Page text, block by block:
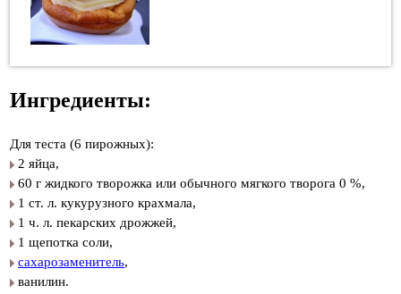
Ингредиенты:
Для теста (6 пирожных):
2 яйца,
60 г жидкого творожка или обычного мягкого творога 0 %,
1 ст. л. кукурузного крахмала,
1 ч. л. пекарских дрожжей,
1 щепотка соли,
сахарозаменитель,
ванилин.